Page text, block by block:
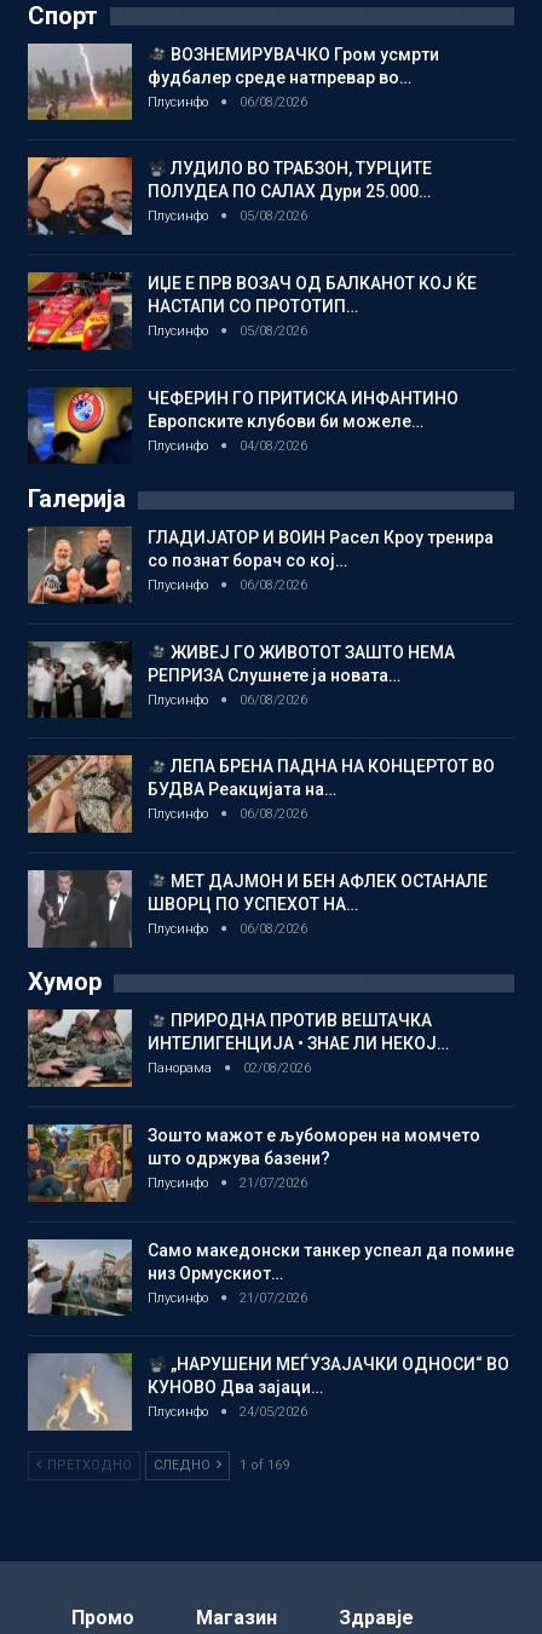
Спорт
ВОЗНЕМИРУВАЧКО Гром усмрти
фудбалер среде натпревар во…
Плусинфо 06/08/2026
ЛУДИЛО ВО ТРАБЗОН, ТУРЦИТЕ
ПОЛУДЕА ПО САЛАХ Дури 25.000…
Плусинфо 05/08/2026
ИЏЕ Е ПРВ ВОЗАЧ ОД БАЛКАНОТ КОЈ ЌЕ
НАСТАПИ СО ПРОТОТИП…
Плусинфо 05/08/2026
ЧЕФЕРИН ГО ПРИТИСКА ИНФАНТИНО
Европските клубови би можеле…
Плусинфо 04/08/2026
Галерија
ГЛАДИЈАТОР И ВОИН Расел Кроу тренира
со познат борач со кој…
Плусинфо 06/08/2026
ЖИВЕЈ ГО ЖИВОТОТ ЗАШТО НЕМА
РЕПРИЗА Слушнете ја новата…
Плусинфо 06/08/2026
ЛЕПА БРЕНА ПАДНА НА КОНЦЕРТОТ ВО
БУДВА Реакцијата на…
Плусинфо 06/08/2026
МЕТ ДАЈМОН И БЕН АФЛЕК ОСТАНАЛЕ
ШВОРЦ ПО УСПЕХОТ НА…
Плусинфо 06/08/2026
Хумор
ПРИРОДНА ПРОТИВ ВЕШТАЧКА
ИНТЕЛИГЕНЦИЈА • ЗНАЕ ЛИ НЕКОЈ…
Панорама 02/08/2026
Зошто мажот е љубоморен на момчето
што одржува базени?
Плусинфо 21/07/2026
Само македонски танкер успеал да помине
низ Ормускиот…
Плусинфо 21/07/2026
„НАРУШЕНИ МЕЃУЗАЈАЧКИ ОДНОСИ“ ВО
КУНОВО Два зајаци…
Плусинфо 24/05/2026
ПРЕТХОДНО СЛЕДНО 1 of 169
Промо Магазин Здравје